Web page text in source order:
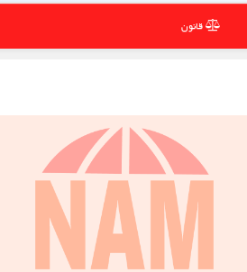
قانون